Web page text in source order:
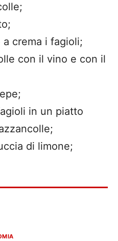
crema i fagioli;
con il vino e con il
in un piatto
di limone;